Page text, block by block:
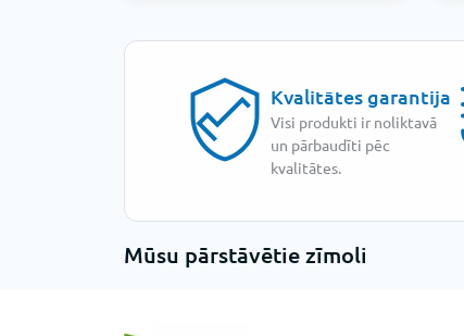
Kvalitātes garantija
Visi produkti ir noliktavā
un pārbaudīti pēc
kvalitātes.
Mūsu pārstāvētie zīmoli